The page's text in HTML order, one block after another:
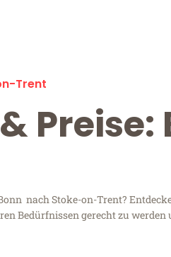
Trent
nach Stoke-on-Trent?
Bedürfnissen gerecht zu